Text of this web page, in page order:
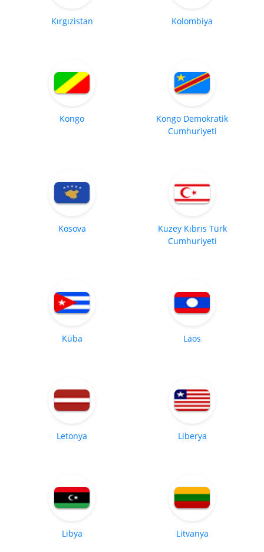
Kırgızistan Kolombiya
Kongo
Kongo Demokratik
Cumhuriyeti
Kosova
Kuzey Kıbrıs Türk
Cumhuriyeti
Küba Laos
Letonya Liberya
Libya Litvanya